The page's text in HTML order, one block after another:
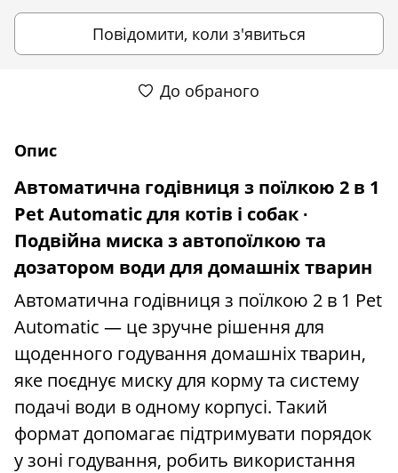
Повідомити, коли з'явиться
До обраного
Опис
Автоматична годівниця з поїлкою 2 в 1
Pet Automatic для котів і собак ∙
Подвійна миска з автопоїлкою та
дозатором води для домашніх тварин
Автоматична годівниця з поїлкою 2 в 1 Pet
Automatic — це зручне рішення для
щоденного годування домашніх тварин,
яке поєднує миску для корму та систему
подачі води в одному корпусі. Такий
формат допомагає підтримувати порядок
у зоні годування, робить використання